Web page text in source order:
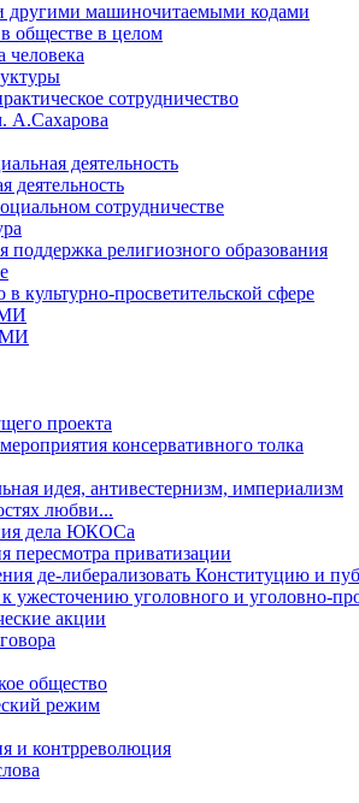
другими машиночитаемыми кодами
обществе в целом
человека
сотрудничество
А.Сахарова
деятельность
деятельность
сотрудничестве
поддержка религиозного образования
в культурно-просветительской сфере
проекта
консервативного толка
идея, антивестернизм, империализм
любви...
дела ЮКОСа
пересмотра приватизации
де-либерализовать Конституцию и
ужесточению уголовного и уголовно-
акции
общество
режим
и контрреволюция